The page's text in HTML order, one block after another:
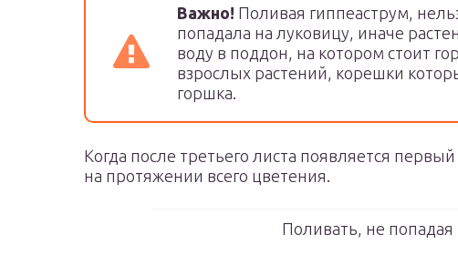
Важно! Поливая гиппеаструм,
попадала на луковицу, иначе
воду в поддон, на котором стоит
взрослых растений, корешки
горшка.
Когда после третьего листа появляется
на протяжении всего цветения.
Поливать, не попадая